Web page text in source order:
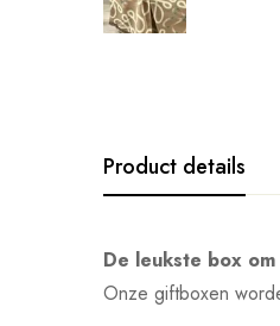
Product details
De leukste box
Onze giftboxen